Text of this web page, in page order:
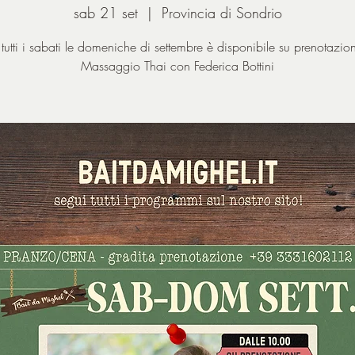
sab 21 set
  |
Provincia di Sondrio
tutti i sabati le domeniche di settembre è disponibile su
Massaggio Thai con Federica Bottini